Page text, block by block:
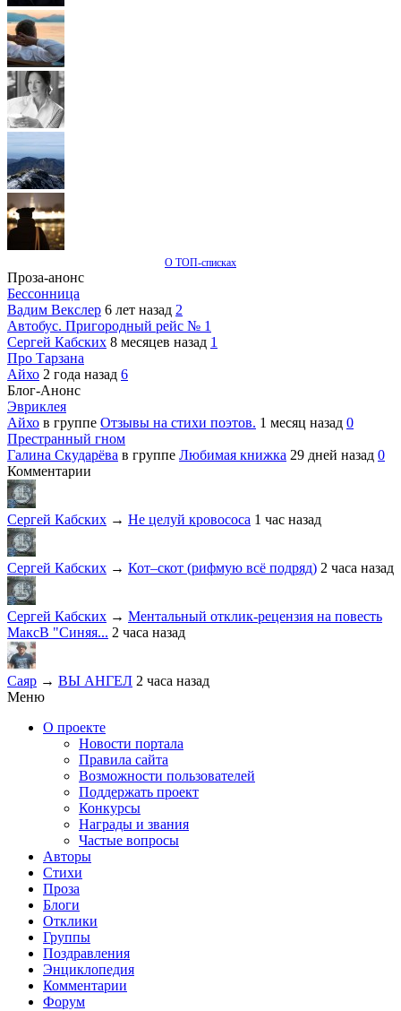
О ТОП-списках
Проза-анонс
Бессонница
Вадим Векслер 6 лет назад 2
Автобус. Пригородный рейс № 1
Сергей Кабских 8 месяцев назад 1
Про Тарзана
Айхо 2 года назад 6
Блог-Анонс
Эвриклея
Айхо в группе Отзывы на стихи поэтов. 1 месяц назад 0
Престранный гном
Галина Скударёва в группе Любимая книжка 29 дней назад 0
Комментарии
Сергей Кабских → Не целуй кровососа 1 час назад
Сергей Кабских → Кот–скот (рифмую всё подряд) 2 часа назад
Сергей Кабских → Ментальный отклик-рецензия на повесть
МаксВ "Синяя... 2 часа назад
Саяр → ВЫ АНГЕЛ 2 часа назад
Меню
О проекте
Новости портала
Правила сайта
Возможности пользователей
Поддержать проект
Конкурсы
Награды и звания
Частые вопросы
Авторы
Стихи
Проза
Блоги
Отклики
Группы
Поздравления
Энциклопедия
Комментарии
Форум